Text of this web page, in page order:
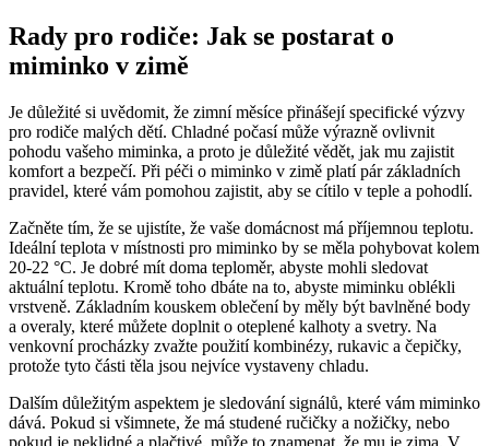
Rady pro rodiče: Jak se postarat o
miminko v zimě
Je důležité si uvědomit, že zimní měsíce přinášejí specifické výzvy
pro rodiče malých dětí. Chladné počasí může výrazně ovlivnit
pohodu vašeho miminka, a proto je důležité vědět, jak mu zajistit
komfort a bezpečí. Při péči o miminko v zimě platí pár základních
pravidel, které vám pomohou zajistit, aby se cítilo v teple a pohodlí.
Začněte tím, že se ujistíte, že vaše domácnost má příjemnou teplotu.
Ideální teplota v místnosti pro miminko by se měla pohybovat kolem
20-22 °C. Je dobré mít doma teploměr, abyste mohli sledovat
aktuální teplotu. Kromě toho dbáte na to, abyste miminku oblékli
vrstveně. Základním kouskem oblečení by měly být bavlněné body
a overaly, které můžete doplnit o oteplené kalhoty a svetry. Na
venkovní procházky zvažte použití kombinézy, rukavic a čepičky,
protože tyto části těla jsou nejvíce vystaveny chladu.
Dalším důležitým aspektem je sledování signálů, které vám miminko
dává. Pokud si všimnete, že má studené ručičky a nožičky, nebo
pokud je neklidné a plačtivé, může to znamenat, že mu je zima. V